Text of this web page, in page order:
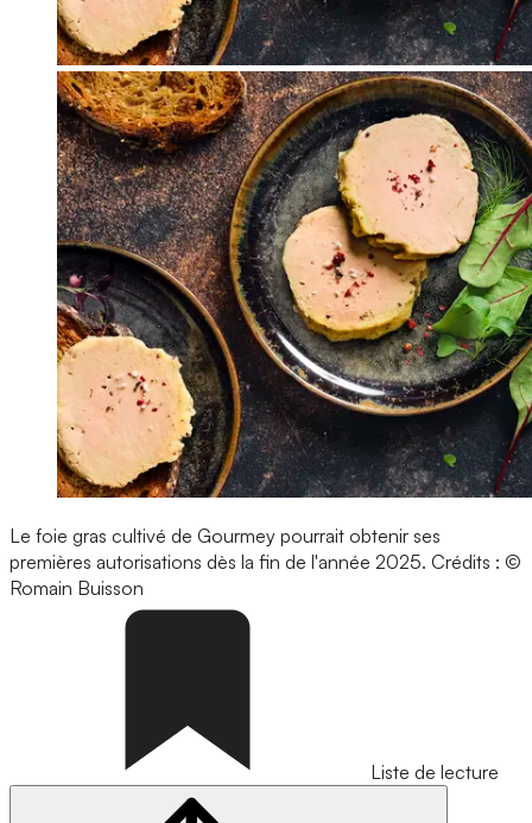
Le foie gras cultivé de Gourmey pourrait obtenir ses
premières autorisations dès la fin de l'année 2025. Crédits : ©
Romain Buisson
Liste de lecture